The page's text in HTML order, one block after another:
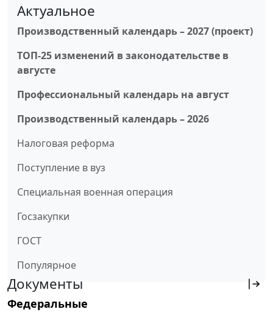
Актуальное
Производственный календарь – 2027 (проект)
ТОП-25 изменений в законодательстве в
августе
Профессиональный календарь на август
Производственный календарь – 2026
Налоговая реформа
Поступление в вуз
Специальная военная операция
Госзакупки
ГОСТ
Популярное
Документы
Федеральные